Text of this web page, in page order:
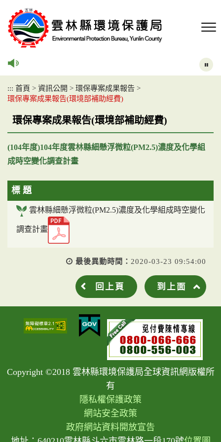
::: 首頁 > 資訊公開 > 環保專案成果報告 >
環保專案成果報告(環境部補助經費)
環保專案成果報告(環境部補助經費)
(104年度)104年度雲林縣細懸浮微粒(PM2.5)濃度及化學組
成時空變化調查計畫
標 題
雲林縣細懸浮微粒(PM2.5)濃度及化學組成時空變化
調查計畫
最後異動時間： 2020-03-23 09:54:00
回上頁 到上面
Copyright ©2018 雲林縣環境保護局全球資訊網版權所
有
隱私權保護政策
網站安全政策
政府網站資料開放宣告